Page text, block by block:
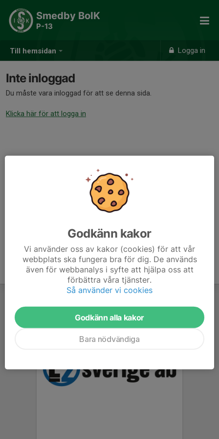
Till hemsidan Logga in
Smedby BoIK
P-13
Inte inloggad
Du måste vara inloggad för att se denna sida.
Klicka här för att logga in
Godkänn kakor
Vi använder oss av kakor (cookies) för att vår
webbplats ska fungera bra för dig. De används
även för webbanalys i syfte att hjälpa oss att
förbättra våra tjänster.
Så använder vi cookies
Godkänn alla kakor
Bara nödvändiga